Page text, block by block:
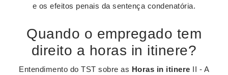
e os efeitos penais da sentença condenatória.
Quando o empregado tem
direito a horas in itinere?
Entendimento do TST sobre as Horas in itinere II - A